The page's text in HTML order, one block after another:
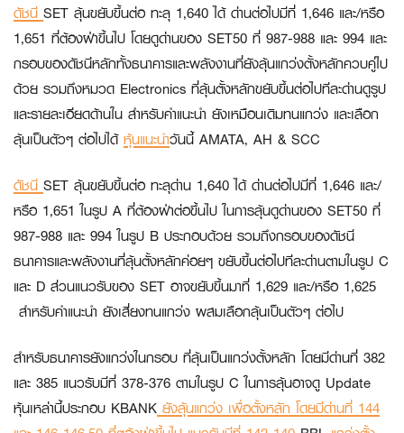
ดัชนี SET ลุ้นขยับขึ้นต่อ ทะลุ 1,640 ได้ ด่านต่อไปมีที่ 1,646 และ/หรือ
1,651 ที่ต้องฝ่าขึ้นไป โดยดูด่านของ SET50 ที่ 987-988 และ 994 และ
กรอบของดัชนีหลักทั้งธนาคารและพลังงานที่ยังลุ้นแกว่งตั้งหลักควบคู่ไป
ด้วย รวมถึงหมวด Electronics ที่ลุ้นตั้งหลักขยับขึ้นต่อไปทีละด่านดูรูป
และรายละเอียดด้านใน สำหรับคำแนะนำ ยังเหมือนเดิมทนแกว่ง และเลือก
ลุ้นเป็นตัวๆ ต่อไปได้หุ้นแนะนำวันนี้ AMATA, AH & SCC
ดัชนี SET ลุ้นขยับขึ้นต่อ ทะลุด่าน 1,640 ได้ ด่านต่อไปมีที่ 1,646 และ/
หรือ 1,651 ในรูป A ที่ต้องฝ่าต่อขึ้นไป ในการลุ้นดูด่านของ SET50 ที่
987-988 และ 994 ในรูป B ประกอบด้วย รวมถึงกรอบของดัชนี
ธนาคารและพลังงานที่ลุ้นตั้งหลักค่อยๆ ขยับขึ้นต่อไปทีละด่านตามในรูป C
และ D ส่วนแนวรับของ SET อาจขยับขึ้นมาที่ 1,629 และ/หรือ 1,625
สำหรับคำแนะนำ ยังเสี่ยงทนแกว่ง ผสมเลือกลุ้นเป็นตัวๆ ต่อไป
สำหรับธนาคารยังแกว่งในกรอบ ที่ลุ้นเป็นแกว่งตั้งหลัก โดยมีด่านที่ 382
และ 385 แนวรับมีที่ 378-376 ตามในรูป C ในการลุ้นอาจดู Update
หุ้นเหล่านี้ประกอบ KBANK ยังลุ้นแกว่ง เพื่อตั้งหลัก โดยมีด่านที่ 144